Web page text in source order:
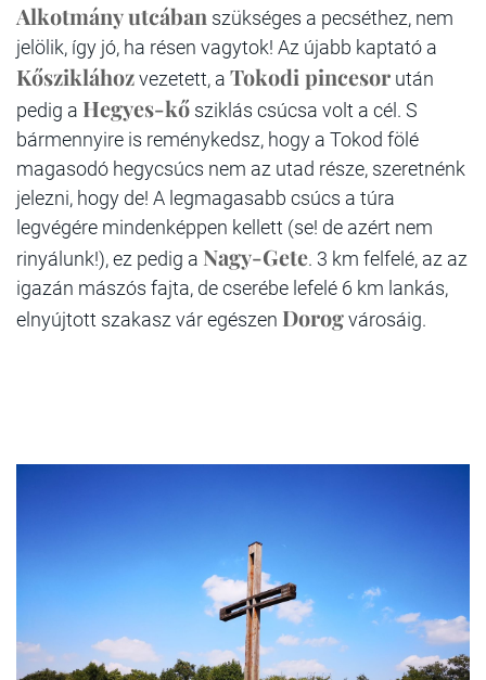
Alkotmány utcában szükséges a pecséthez, nem
jelölik, így jó, ha résen vagytok! Az újabb kaptató a
Kőszikláhozvezetett, a Tokodi pincesor után
pedig a Hegyes-kő sziklás csúcsa volt a cél. S
bármennyire is reménykedsz, hogy a Tokod fölé
magasodó hegycsúcs nem az utad része, szeretnénk
jelezni, hogy de! A legmagasabb csúcs a túra
legvégére mindenképpen kellett (se! de azért nem
rinyálunk!), ez pedig a Nagy-Gete. 3 km felfelé, az az
igazán mászós fajta, de cserébe lefelé 6 km lankás,
elnyújtott szakasz vár egészen Dorogvárosáig.